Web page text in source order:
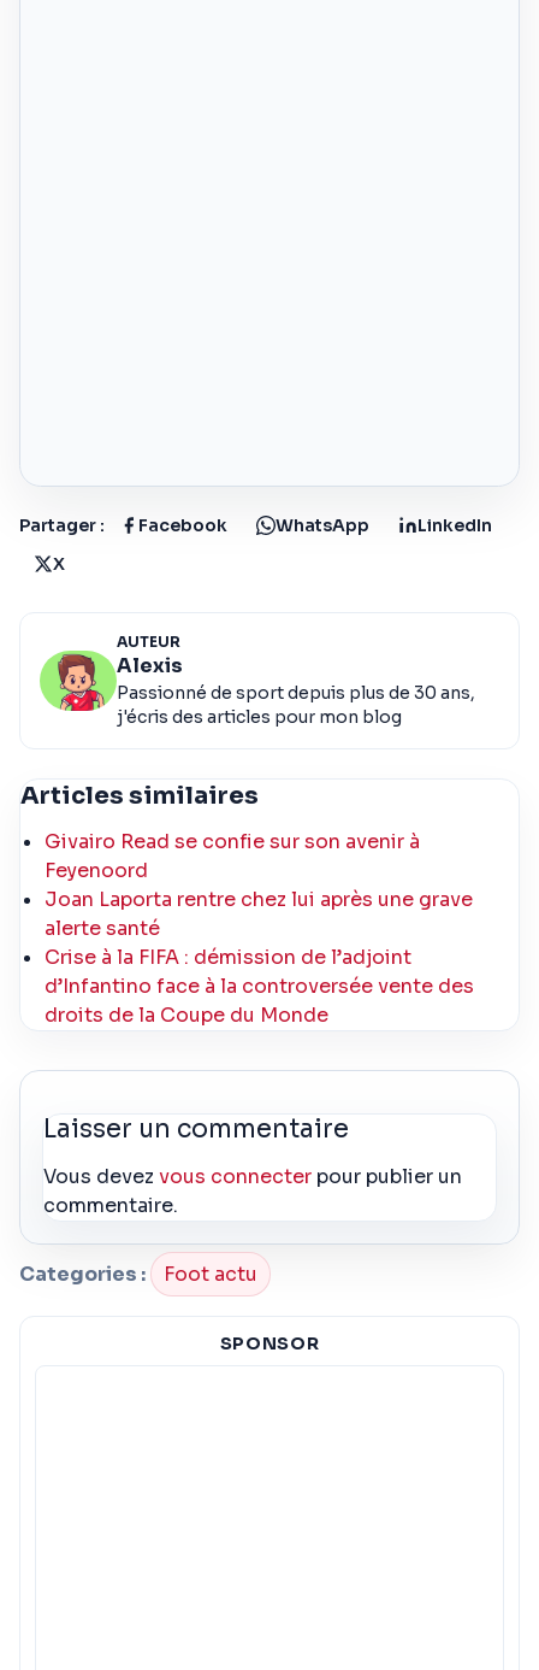
Partager : Facebook WhatsApp
LinkedIn
X
AUTEUR
Alexis
Passionné de sport depuis plus de 30 ans,
j'écris des articles pour mon blog
Articles similaires
Givairo Read se confie sur son avenir à
Feyenoord
Joan Laporta rentre chez lui après une grave
alerte santé
Crise à la FIFA : démission de l’adjoint
d’Infantino face à la controversée vente des
droits de la Coupe du Monde
Laisser un commentaire
Vous devezvous connecter pour publier un
commentaire.
Categories : Foot actu
SPONSOR